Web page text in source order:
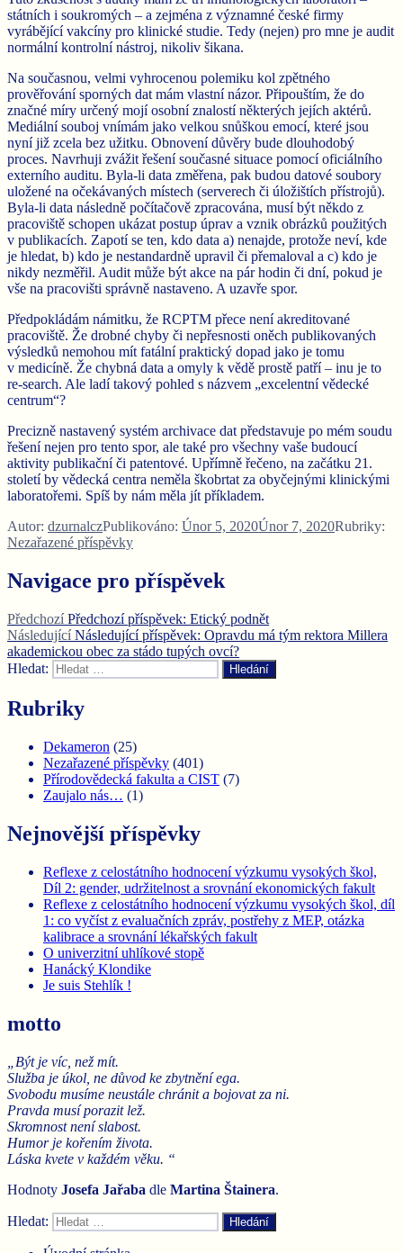
státních i soukromých – a zejména z významné české firmy
vyrábějící vakcíny pro klinické studie. Tedy (nejen) pro mne je audit
normální kontrolní nástroj, nikoliv šikana.
Na současnou, velmi vyhrocenou polemiku kol zpětného
prověřování sporných dat mám vlastní názor. Připouštím, že do
značné míry určený mojí osobní znalostí některých jejích aktérů.
Mediální souboj vnímám jako velkou snůškou emocí, které jsou
nyní již zcela bez užitku. Obnovení důvěry bude dlouhodobý
proces. Navrhuji zvážit řešení současné situace pomocí oficiálního
externího auditu. Byla-li data změřena, pak budou datové soubory
uložené na očekávaných místech (serverech či úložištích přístrojů).
Byla-li data následně počítačově zpracována, musí být někdo z
pracoviště schopen ukázat postup úprav a vznik obrázků použitých
v publikacích. Zapotí se ten, kdo data a) nenajde, protože neví, kde
je hledat, b) kdo je nestandardně upravil či přemaloval a c) kdo je
nikdy nezměřil. Audit může být akce na pár hodin či dní, pokud je
vše na pracovišti správně nastaveno. A uzavře spor.
Předpokládám námitku, že RCPTM přece není akreditované
pracoviště. Že drobné chyby či nepřesnosti oněch publikovaných
výsledků nemohou mít fatální praktický dopad jako je tomu
v medicíně. Že chybná data a omyly k vědě prostě patří – inu je to
re-search. Ale ladí takový pohled s názvem „excelentní vědecké
centrum“?
Precizně nastavený systém archivace dat představuje po mém soudu
řešení nejen pro tento spor, ale také pro všechny vaše budoucí
aktivity publikační či patentové. Upřímně řečeno, na začátku 21.
století by vědecká centra neměla škobrtat za obyčejnými klinickými
laboratořemi. Spíš by nám měla jít příkladem.
Autor: dzurnalczPublikováno: Únor 5, 2020Únor 7, 2020Rubriky:
Nezařazené příspěvky
Navigace pro příspěvek
Předchozí Předchozí příspěvek: Etický podnět
Následující Následující příspěvek: Opravdu má tým rektora Millera
akademickou obec za stádo tupých ovcí?
Hledat:
Hledání
Rubriky
Dekameron (25)
Nezařazené příspěvky (401)
Přírodovědecká fakulta a CIST (7)
Zaujalo nás… (1)
Nejnovější příspěvky
Reflexe z celostátního hodnocení výzkumu vysokých škol,
Díl 2: gender, udržitelnost a srovnání ekonomických fakult
Reflexe z celostátního hodnocení výzkumu vysokých škol, díl
1: co vyčíst z evaluačních zpráv, postřehy z MEP, otázka
kalibrace a srovnání lékařských fakult
O univerzitní uhlíkové stopě
Hanácký Klondike
Je suis Stehlík !
motto
„Být je víc, než mít.
Služba je úkol, ne důvod ke zbytnění ega.
Svobodu musíme neustále chránit a bojovat za ni.
Pravda musí porazit lež.
Skromnost není slabost.
Humor je kořením života.
Láska kvete v každém věku. “
Hodnoty Josefa Jařaba dle Martina Štainera.
Hledat: Hledání